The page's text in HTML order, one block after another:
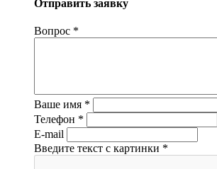
Отправить заявку
Вопрос *
Ваше имя *
Телефон *
E-mail
Введите текст с картинки *